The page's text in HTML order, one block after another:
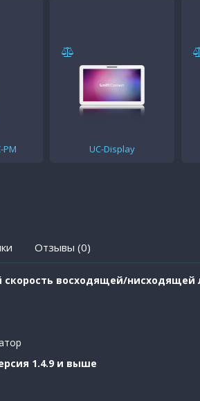
PM UC-Display
Отзывы (0)
восходящей/нисходящей
1.4.9 и выше